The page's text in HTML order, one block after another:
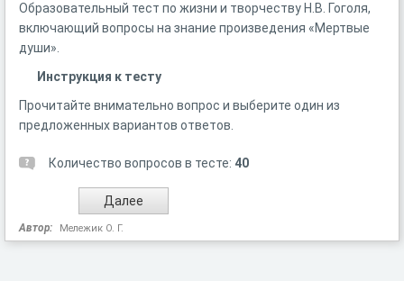
Образовательный тест по жизни и творчеству Н.В. Гоголя,
включающий вопросы на знание произведения «Мертвые
души».
Инструкция к тесту
Прочитайте внимательно вопрос и выберите один из
предложенных вариантов ответов.
Количество вопросов в тесте: 40
Автор: Мележик О. Г.